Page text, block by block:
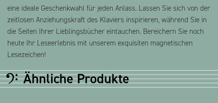
eine ideale Geschenkwahl für jeden Anlass. Lassen Sie sich von der
zeitlosen Anziehungskraft des Klaviers inspirieren, während Sie in
die Seiten Ihrer Lieblingsbücher eintauchen. Bereichern Sie noch
heute Ihr Leseerlebnis mit unserem exquisiten magnetischen
Lesezeichen!
Ähnliche Produkte